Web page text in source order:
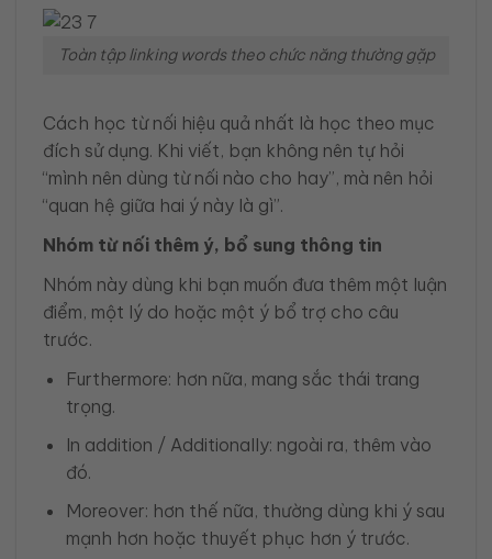
Toàn tập linking words theo chức năng thường gặp
Cách học từ nối hiệu quả nhất là học theo mục
đích sử dụng. Khi viết, bạn không nên tự hỏi
“mình nên dùng từ nối nào cho hay”, mà nên hỏi
“quan hệ giữa hai ý này là gì”.
Nhóm từ nối thêm ý, bổ sung thông tin
Nhóm này dùng khi bạn muốn đưa thêm một luận
điểm, một lý do hoặc một ý bổ trợ cho câu
trước.
Furthermore: hơn nữa, mang sắc thái trang
trọng.
In addition / Additionally: ngoài ra, thêm vào
đó.
Moreover: hơn thế nữa, thường dùng khi ý sau
mạnh hơn hoặc thuyết phục hơn ý trước.